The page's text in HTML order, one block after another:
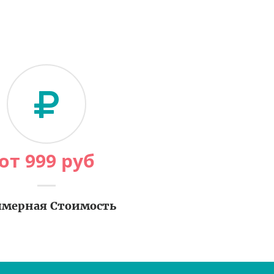
999 руб
Стоимость